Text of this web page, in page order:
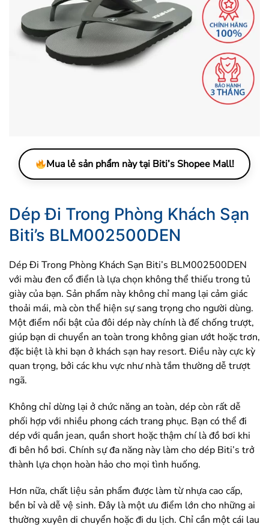
Mua lẻ sản phẩm này tại Biti’s Shopee Mall!
Dép Đi Trong Phòng Khách Sạn
Biti’s BLM002500DEN
Dép Đi Trong Phòng Khách Sạn Biti’s BLM002500DEN
với màu đen cổ điển là lựa chọn không thể thiếu trong tủ
giày của bạn. Sản phẩm này không chỉ mang lại cảm giác
thoải mái, mà còn thể hiện sự sang trọng cho người dùng.
Một điểm nổi bật của đôi dép này chính là đế chống trượt,
giúp bạn di chuyển an toàn trong không gian ướt hoặc trơn,
đặc biệt là khi bạn ở khách sạn hay resort. Điều này cực kỳ
quan trọng, bởi các khu vực như nhà tắm thường dễ trượt
ngã.
Không chỉ dừng lại ở chức năng an toàn, dép còn rất dễ
phối hợp với nhiều phong cách trang phục. Bạn có thể đi
dép với quần jean, quần short hoặc thậm chí là đồ bơi khi
đi bên hồ bơi. Chính sự đa năng này làm cho dép Biti’s trở
thành lựa chọn hoàn hảo cho mọi tình huống.
Hơn nữa, chất liệu sản phẩm được làm từ nhựa cao cấp,
bền bỉ và dễ vệ sinh. Đây là một ưu điểm lớn cho những ai
thường xuyên di chuyển hoặc đi du lịch. Chỉ cần một cái lau